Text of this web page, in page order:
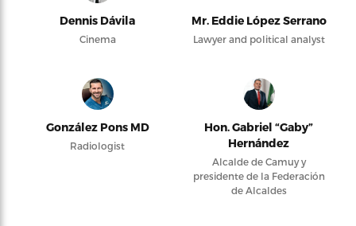
Dennis Dávila
Cinema
Mr. Eddie López Serrano
Lawyer and political analyst
González Pons MD
Radiologist
Hon. Gabriel “Gaby”
Hernández
Alcalde de Camuy y
presidente de la Federación
de Alcaldes